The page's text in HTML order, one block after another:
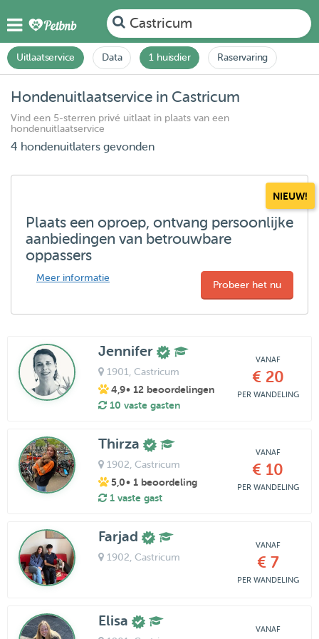
Castricum
Uitlaatservice Data 1 huisdier Raservaring
Hondenuitlaatservice in Castricum
Vind een 5-sterren privé uitlaat in plaats van een
hondenuitlaatservice
4 hondenuitlaters gevonden
NIEUW!
Plaats een oproep, ontvang persoonlijke
aanbiedingen van betrouwbare
oppassers
Meer informatie
Probeer het nu
Jennifer
1901 , Castricum
4,9• 12 beoordelingen
10 vaste gasten
VANAF
€ 20
PER WANDELING
Thirza
1902 , Castricum
5,0• 1 beoordeling
1 vaste gast
VANAF
€ 10
PER WANDELING
Farjad
1902 , Castricum
VANAF
€ 7
PER WANDELING
Elisa
VANAF